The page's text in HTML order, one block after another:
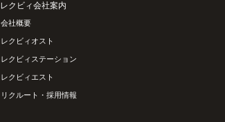
レクビィ会社案内
会社概要
レクビィオスト
レクビィステーション
レクビィエスト
リクルート・採用情報